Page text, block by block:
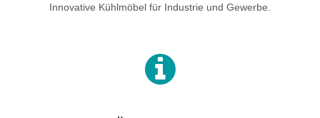
Innovative Kühlmöbel für Industrie und Gewerbe.